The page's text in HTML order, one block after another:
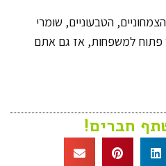
הטבעוניים, שומרי
פתוח למשפחות, אז גם אתם
חברים!